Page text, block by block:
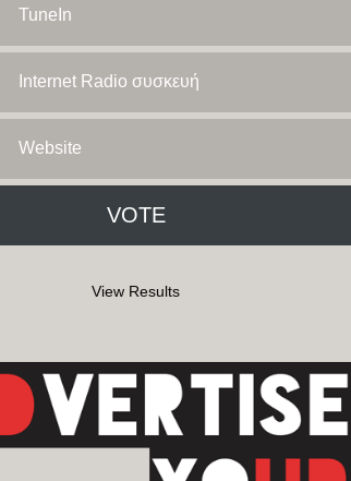
TuneIn
Internet Radio συσκευή
Website
View Results